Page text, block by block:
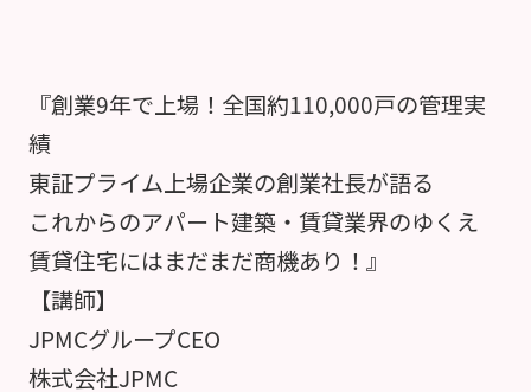
『創業9年で上場！全国約110,000戸の管理実
績
東証プライム上場企業の創業社長が語る
これからのアパート建築・賃貸業界のゆくえ
賃貸住宅にはまだまだ商機あり！』
【講師】
JPMCグループCEO
株式会社JPMC